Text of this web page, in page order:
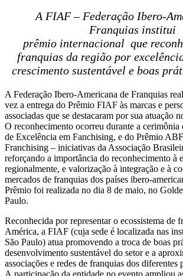
A FIAF – Federação Ibero-
Franquias institui
prêmio internacional que
franquias da região por
crescimento sustentável e boas
A Federação Ibero-Americana de Franquias
vez a entrega do Prêmio FIAF às marcas e
associadas que se destacaram por sua atuação
O reconhecimento ocorreu durante a
de Excelência em Fanchising, e do Prêmio
Franchising – iniciativas da Associação
reforçando a importância do reconhecimento à
regionalmente, e valorização à integração e à
mercados de franquias dos países ibero-
Prêmio foi realizada no dia 8 de maio, no
Paulo.
Reconhecida por representar o ecossistema de
América, a FIAF (cuja sede é localizada nas
São Paulo) atua promovendo a troca de boas
desenvolvimento sustentável do setor e a
associações e redes de franquias dos diferentes